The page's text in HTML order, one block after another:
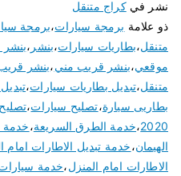
نشر فيكراج متنقل
ذو علامة برمجة سيارات،برمجة
متنقل،بطاريات سيارات،بنشر ،بنشر
موقعي،بنشر قريب مني،بنشر
متنقل،تبديل بطاريات سيارات،
بطاريى سيارة،تصليح سيارات،
2020،خدمة الطرق السريعة،خدمة
الهيمان،خدمة تبديل الاطارات امام
الاطارات امام المنزل،خدمة